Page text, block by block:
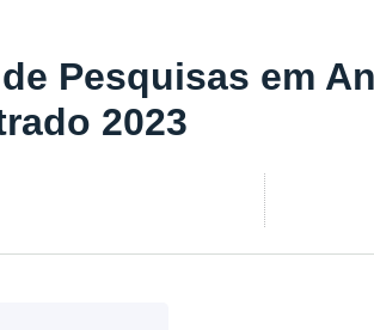
Pesquisas em
2023